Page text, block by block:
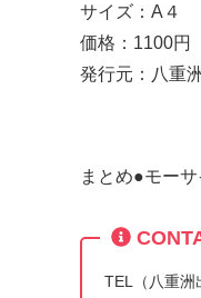
サイズ：A４
価格：1100円
発行元：八重
まとめ●モー
TEL（八重洲